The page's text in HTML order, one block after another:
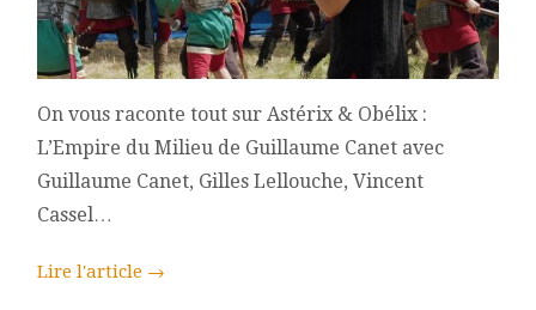
On vous raconte tout sur Astérix & Obélix :
L’Empire du Milieu de Guillaume Canet avec
Guillaume Canet, Gilles Lellouche, Vincent
Cassel…
Lire l'article →